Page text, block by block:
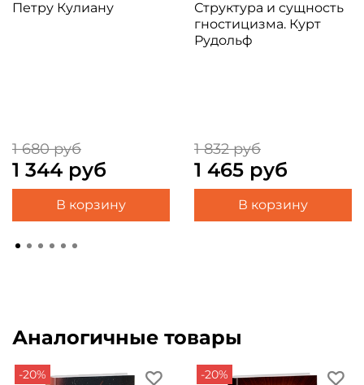
Петру Кулиану
1 680 руб
1 344 руб
В корзину
Структура и сущность
гностицизма. Курт
Рудольф
1 832 руб
1 465 руб
В корзину
Аналогичные товары
-20% -20%